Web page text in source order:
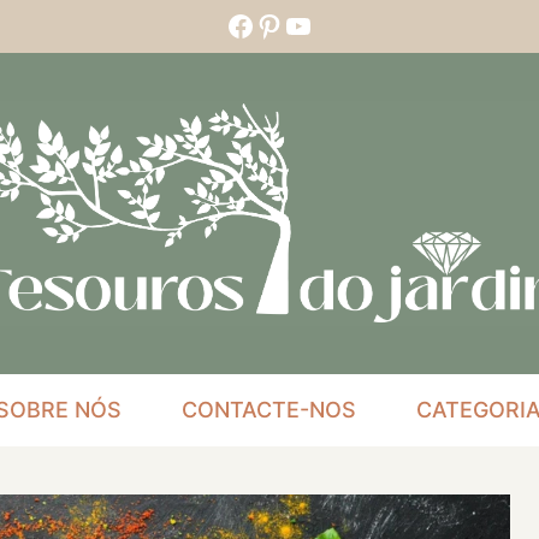
Facebook
Pinterest
YouTube
NÓS CONTACTE-NOS